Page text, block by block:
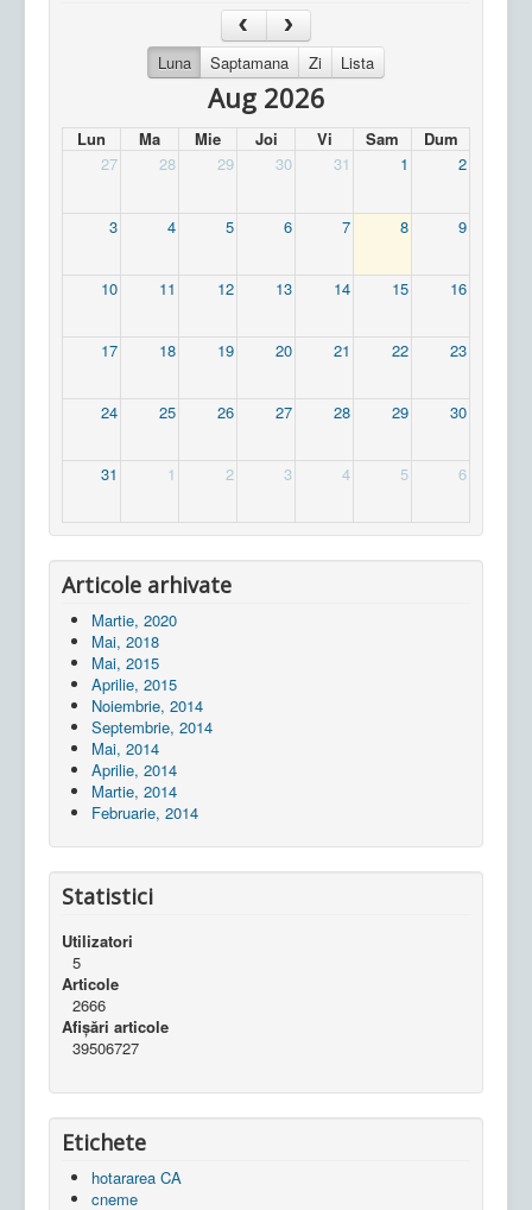
Luna Saptamana Zi Lista
Aug 2026
Lun Ma Mie Joi Vi Sam
Dum
27
28 29 30 31 1 2
3 4 5 6 7 8 9
10 11 12 13 14 15 16
17 18 19 20 21 22 23
24 25 26 27 28 29 30
31 1 2 3 4 5 6
Articole arhivate
Martie, 2020
Mai, 2018
Mai, 2015
Aprilie, 2015
Noiembrie, 2014
Septembrie, 2014
Mai, 2014
Aprilie, 2014
Martie, 2014
Februarie, 2014
Statistici
Utilizatori
5
Articole
2666
Afișări articole
39506727
Etichete
hotararea CA
cneme